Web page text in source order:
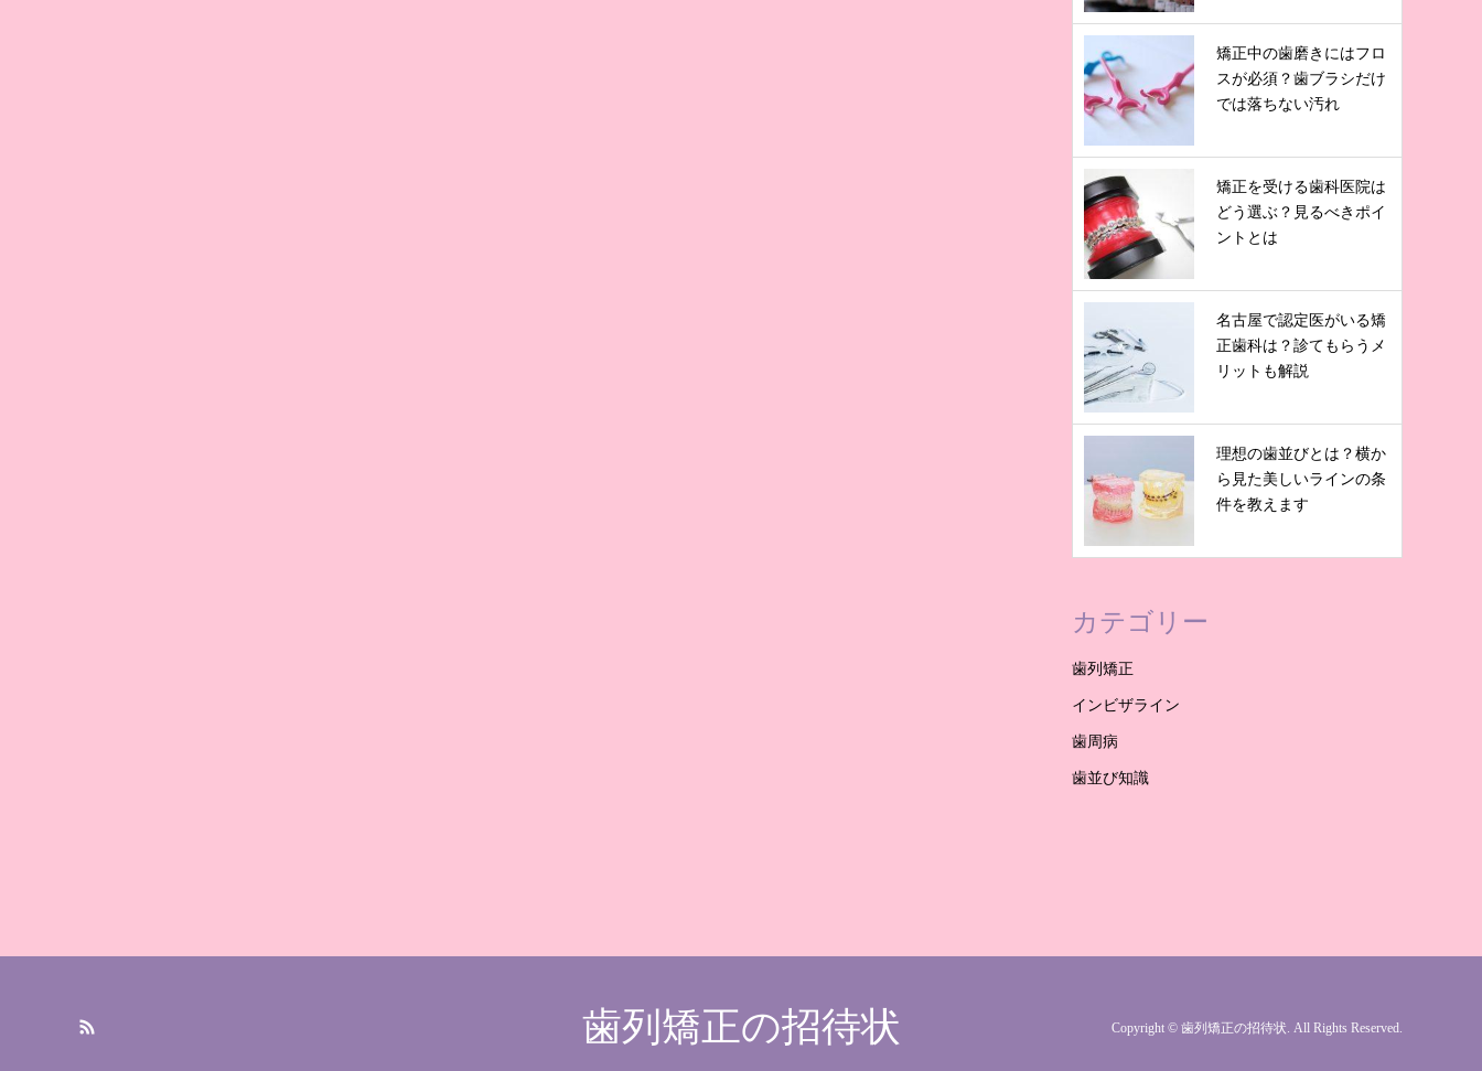
矯正中の歯磨きにはフロ
スが必須？歯ブラシだけ
では落ちない汚れ
矯正を受ける歯科医院は
どう選ぶ？見るべきポイ
ントとは
名古屋で認定医がいる矯
正歯科は？診てもらうメ
リットも解説
理想の歯並びとは？横か
ら見た美しいラインの条
件を教えます
カテゴリー
歯列矯正
インビザライン
歯周病
歯並び知識
歯列矯正の招待状 Copyright © 歯列矯正の招待状 . All Rights Reserved.